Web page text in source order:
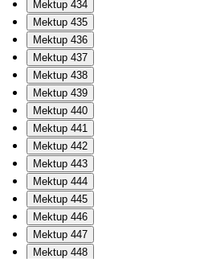
Mektup 434
Mektup 435
Mektup 436
Mektup 437
Mektup 438
Mektup 439
Mektup 440
Mektup 441
Mektup 442
Mektup 443
Mektup 444
Mektup 445
Mektup 446
Mektup 447
Mektup 448